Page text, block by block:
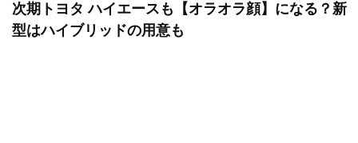
次期トヨタ ハイエースも【オラオラ顔】になる？新
型はハイブリッドの用意も